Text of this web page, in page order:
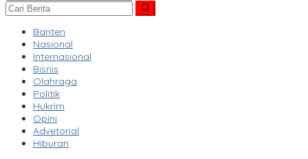
Banten
Nasional
Internasional
Bisnis
Olahraga
Politik
Hukrim
Opini
Advetorial
Hiburan